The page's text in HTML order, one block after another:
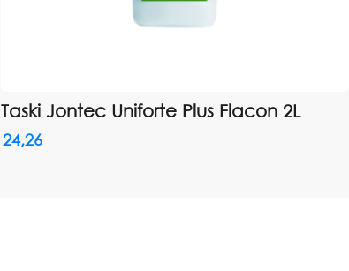
Taski Jontec Uniforte Plus Flacon 2L
24,26